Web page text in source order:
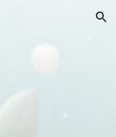
Skip to navigation